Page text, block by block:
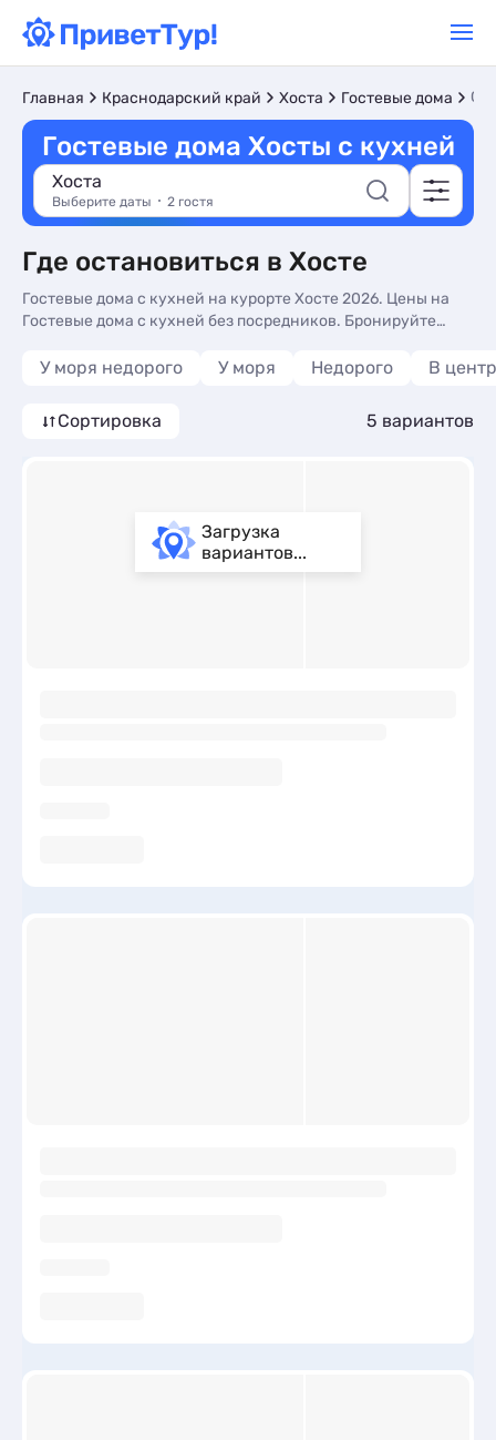
Главная Краснодарский край Хоста Гостевые дома С
Гостевые дома Хосты с кухней
Хоста
Выберите даты 2 гостя
Где остановиться в Хосте
Гостевые дома с кухней на курорте Хосте 2026. Цены на
Гостевые дома с кухней без посредников. Бронируйте
У моря недорого У моря Недорого В
Сортировка 5 вариантов
Загрузка
вариантов...